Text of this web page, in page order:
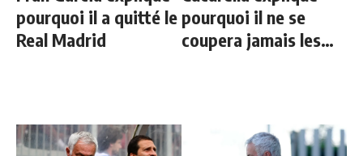
pourquoi il a quitté le
Real Madrid
pourquoi il ne se
coupera jamais les